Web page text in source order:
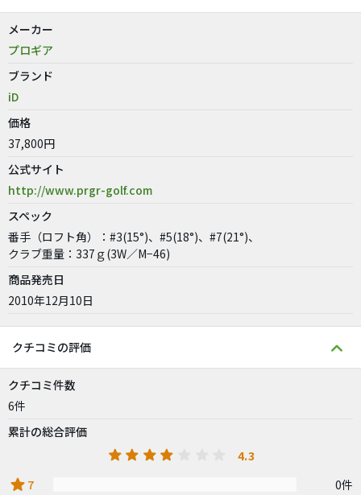
メーカー
プロギア
ブランド
iD
価格
37,800円
公式サイト
http://www.prgr-golf.com
スペック
番手（ロフト角）：#3(15°)、#5(18°)、#7(21°)、
クラブ重量：337ｇ(3W／M−46)
商品発売日
2010年12月10日
クチコミの評価
クチコミ件数
6件
累計の総合評価
4.3
star 7 0件